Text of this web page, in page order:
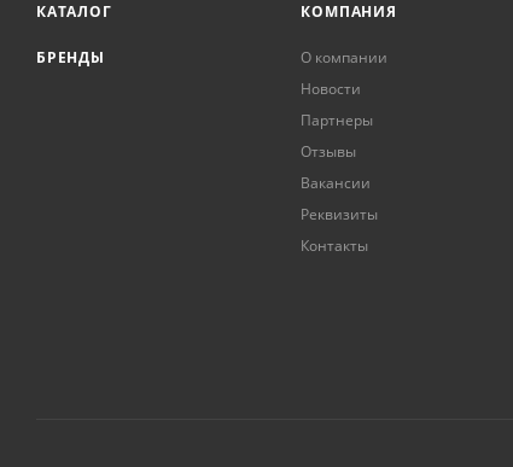
КАТАЛОГ
БРЕНДЫ
КОМПАНИЯ
О компании
Новости
Партнеры
Отзывы
Вакансии
Реквизиты
Контакты